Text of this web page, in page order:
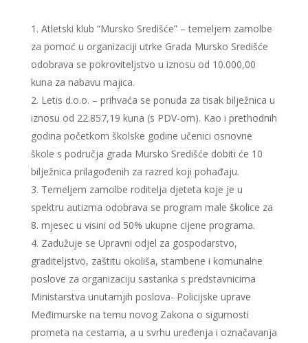
Atletski klub “Mursko Središće” – temeljem zamolbe
za pomoć u organizaciji utrke Grada Mursko Središće
odobrava se pokroviteljstvo u iznosu od 10.000,00
kuna za nabavu majica.
Letis d.o.o. – prihvaća se ponuda za tisak bilježnica u
iznosu od 22.857,19 kuna (s PDV-om). Kao i prethodnih
godina početkom školske godine učenici osnovne
škole s područja grada Mursko Središće dobiti će 10
bilježnica prilagođenih za razred koji pohađaju.
Temeljem zamolbe roditelja djeteta koje je u
spektru autizma odobrava se program male školice za
8. mjesec u visini od 50% ukupne cijene programa.
Zadužuje se Upravni odjel za gospodarstvo,
graditeljstvo, zaštitu okoliša, stambene i komunalne
poslove za organizaciju sastanka s predstavnicima
Ministarstva unutarnjih poslova- Policijske uprave
Međimurske na temu novog Zakona o sigurnosti
prometa na cestama, a u svrhu uređenja i označavanja